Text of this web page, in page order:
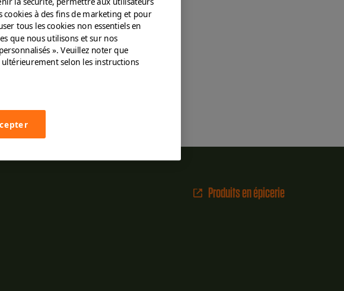
Produits en épicerie
à des fins de marketing et pour
tous les cookies non essentiels en
que nous utilisons et sur nos
». Veuillez noter que
selon les instructions